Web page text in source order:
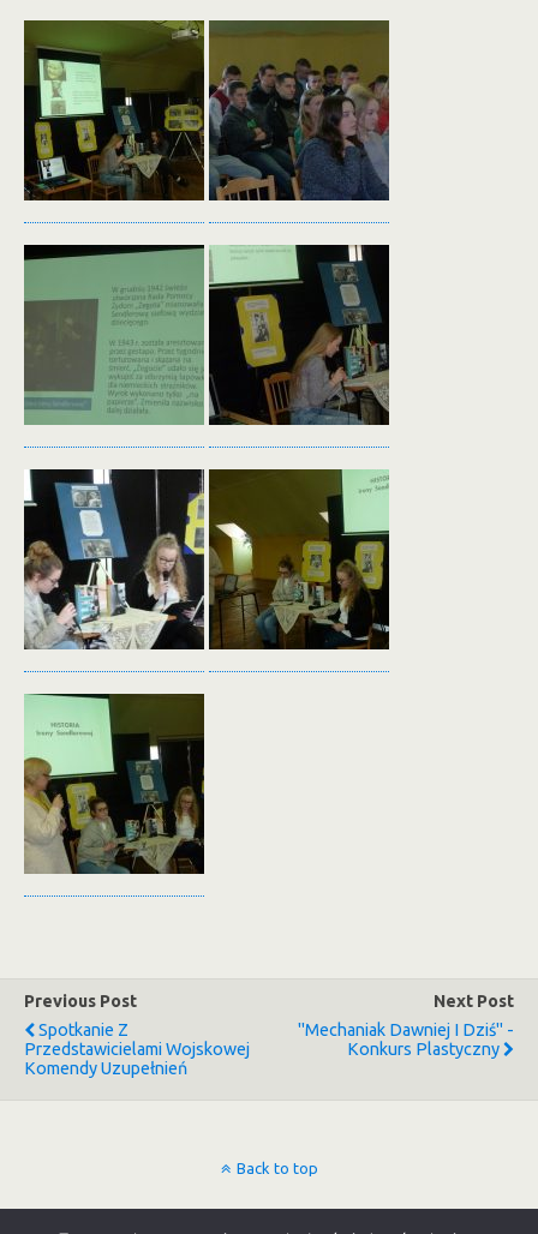
Previous Post
Spotkanie Z
Przedstawicielami Wojskowej
Komendy Uzupełnień
Next Post
"Mechaniak Dawniej I Dziś" -
Konkurs Plastyczny
Back to top